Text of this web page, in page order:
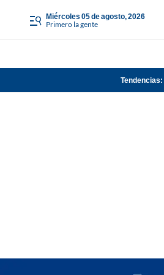
miércoles 05 de agosto, 2026
Primero la gente
Tendencias: